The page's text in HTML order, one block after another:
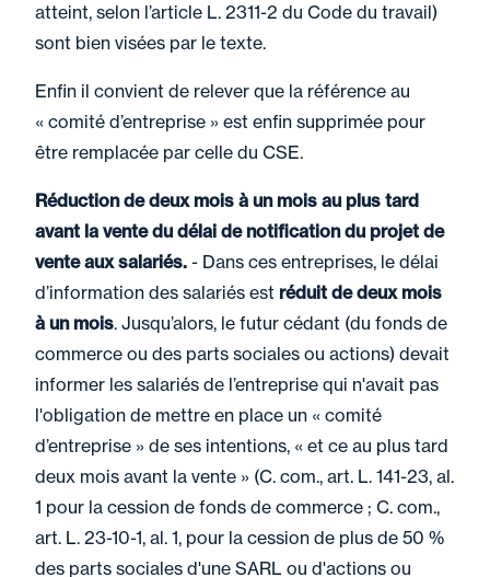
atteint, selon l’article L. 2311-2 du Code du travail)
sont bien visées par le texte.
Enfin il convient de relever que la référence au
« comité d’entreprise » est enfin supprimée pour
être remplacée par celle du CSE.
Réduction de deux mois à un mois au plus tard
avant la vente du délai de notification du projet de
vente aux salariés. - Dans ces entreprises, le délai
d’information des salariés est réduit de deux mois
à un mois. Jusqu’alors, le futur cédant (du fonds de
commerce ou des parts sociales ou actions) devait
informer les salariés de l’entreprise qui n'avait pas
l'obligation de mettre en place un « comité
d’entreprise » de ses intentions, « et ce au plus tard
deux mois avant la vente » (C. com., art. L. 141-23, al.
1 pour la cession de fonds de commerce ; C. com.,
art. L. 23-10-1, al. 1, pour la cession de plus de 50 %
des parts sociales d'une SARL ou d'actions ou